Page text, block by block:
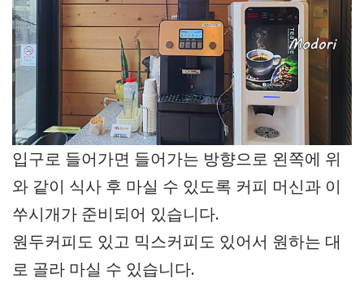
입구로 들어가면 들어가는 방향으로 왼쪽에 위
와 같이 식사 후 마실 수 있도록 커피 머신과 이
쑤시개가 준비되어 있습니다.
원두커피도 있고 믹스커피도 있어서 원하는 대
로 골라 마실 수 있습니다.